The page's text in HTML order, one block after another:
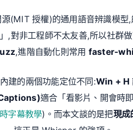
(MIT 授權)的通用語音辨識模型,
,對非工程師不太友善,所以社群
,進階自動化則常用 faster-
建的兩個功能定位不同:Win + H
適合「看影片、開會時
字幕教學)。而本文談的是把現成